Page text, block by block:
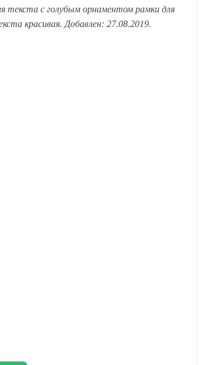
текста с голубым орнаментом рамки для
красивая. Добавлен: 27.08.2019.